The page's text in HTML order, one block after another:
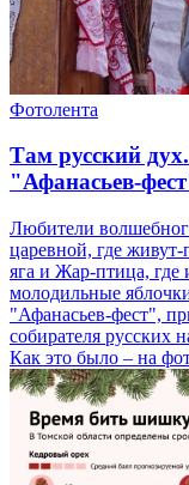
Фотолента
Там русский
"Афанасьев-
Любители
царевной, где
яга и Жар-птица, где
молодильные
"Афанасьев-фест",
собирателя русских
Как это было – на